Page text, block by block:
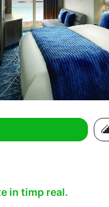
in timp real.